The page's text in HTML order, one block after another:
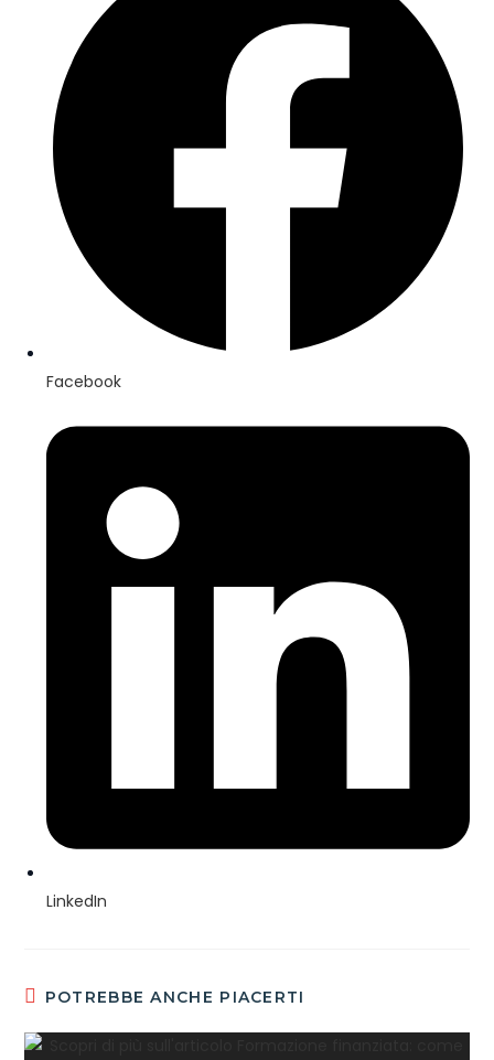
Facebook
LinkedIn
POTREBBE ANCHE PIACERTI